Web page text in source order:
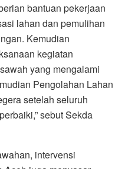
bantuan pekerjaan
lahan dan pemulihan
Kemudian
kegiatan
yang mengalami
Pengolahan Lahan
setelah seluruh
sebut Sekda
intervensi